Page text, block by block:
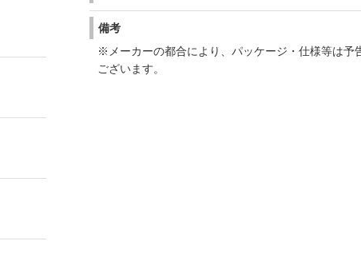
備考
※メーカーの都合により、パッケージ・仕様等は予
ございます。